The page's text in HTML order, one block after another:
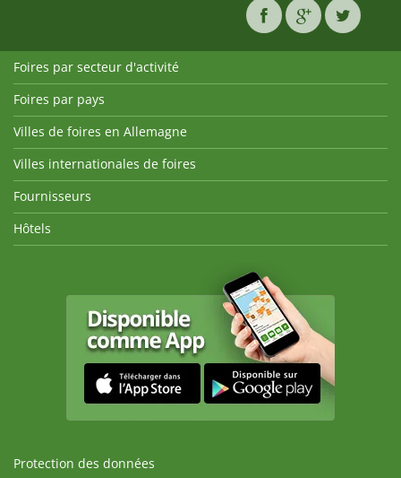
Foires par secteur d'activité
Foires par pays
Villes de foires en Allemagne
Villes internationales de foires
Fournisseurs
Hôtels
Protection des données